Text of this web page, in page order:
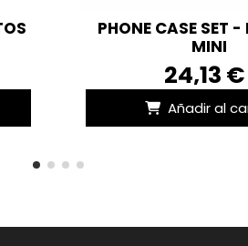
PHONE CASE SET -
MINI
24,13 €
Añadir al